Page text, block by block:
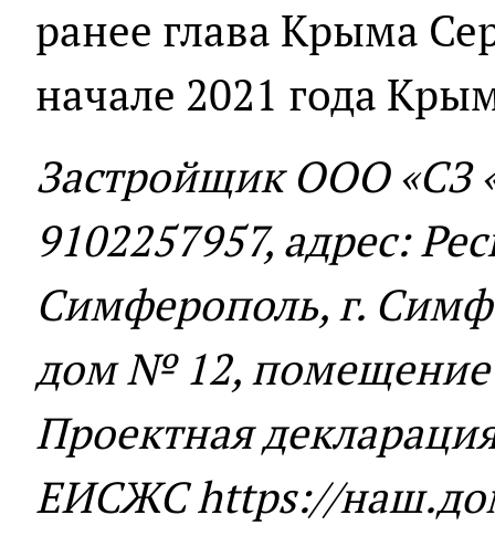
ранее глава Крыма
начале 2021 года
Застройщик ООО
9102257957, адрес:
Симферополь, г.
дом № 12, помещение
Проектная
ЕИСЖС https://